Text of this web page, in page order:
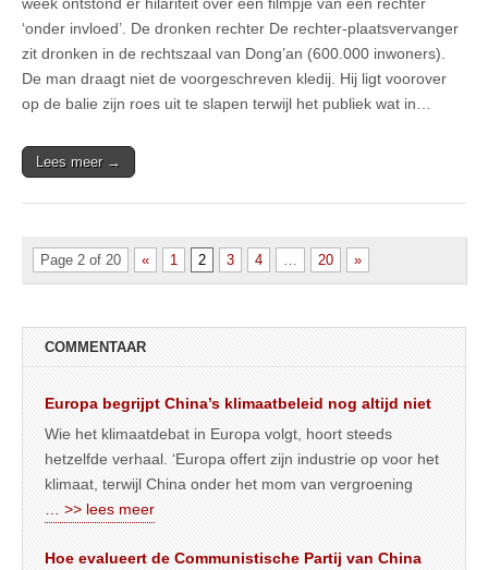
‘onder invloed’. De dronken rechter De rechter-plaatsvervanger
zit dronken in de rechtszaal van Dong’an (600.000 inwoners).
De man draagt niet de voorgeschreven kledij. Hij ligt voorover
op de balie zijn roes uit te slapen terwijl het publiek wat in…
Lees meer →
Page 2 of 20 « 1 2 3 4 20 »
COMMENTAAR
Europa begrijpt China’s klimaatbeleid nog altijd niet
Wie het klimaatdebat in Europa volgt, hoort steeds
hetzelfde verhaal. ‘Europa offert zijn industrie op voor het
klimaat, terwijl China onder het mom van vergroening
… >> lees meer
Hoe evalueert de Communistische Partij van China